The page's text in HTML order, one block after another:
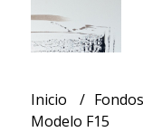
Inicio
Modelo F15